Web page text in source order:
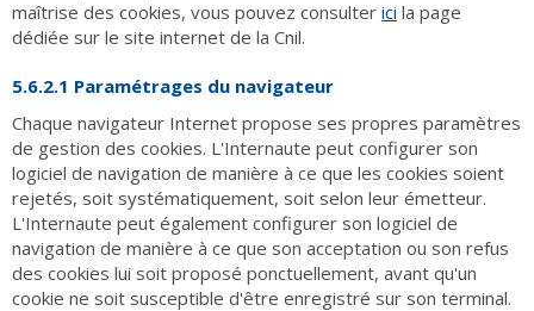
maîtrise des cookies, vous pouvez consulter ici la page
dédiée sur le site internet de la Cnil.
5.6.2.1 Paramétrages du navigateur
Chaque navigateur Internet propose ses propres paramètres
de gestion des cookies. L'Internaute peut configurer son
logiciel de navigation de manière à ce que les cookies soient
rejetés, soit systématiquement, soit selon leur émetteur.
L'Internaute peut également configurer son logiciel de
navigation de manière à ce que son acceptation ou son refus
des cookies lui soit proposé ponctuellement, avant qu'un
cookie ne soit susceptible d'être enregistré sur son terminal.